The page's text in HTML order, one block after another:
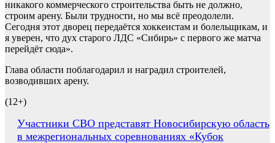
никакого коммерческого строительства быть не должно,
строим арену. Были трудности, но мы всё преодолели.
Сегодня этот дворец передаётся хоккеистам и болельщикам, и
я уверен, что дух старого ЛДС «Сибирь» с первого же матча
перейдёт сюда».
Глава области поблагодарил и наградил строителей,
возводивших арену.
(12+)
Навигация
Участники СВО представят Новосибирскую область
в межрегиональных соревнованиях «Кубок